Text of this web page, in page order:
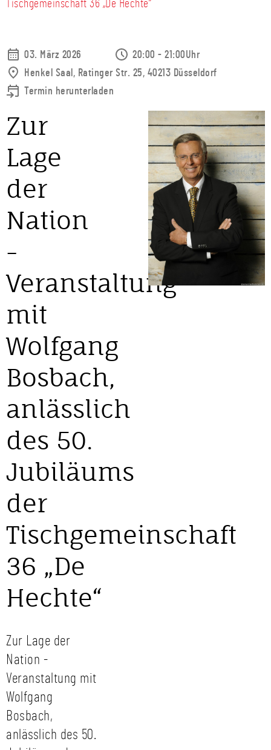
Tischgemeinschaft 36 „De Hechte“
03. März 2026
20:00 - 21:00Uhr
Henkel Saal, Ratinger Str. 25, 40213 Düsseldorf
Termin herunterladen
Zur
Lage
der
Nation
-
Veranstaltung
mit
Wolfgang
Bosbach,
anlässlich
des 50.
Jubiläums
der
Tischgemeinschaft
36 „De
Hechte“
Zur Lage der
Nation -
Veranstaltung mit
Wolfgang
Bosbach,
anlässlich des 50.